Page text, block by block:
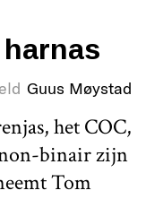
Guus Møystad
het COC,
binair zijn
Tom